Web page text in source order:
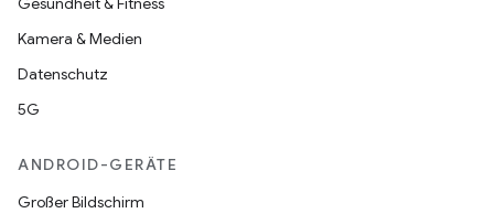
Kamera & Medien
Datenschutz
5G
ANDROID-GERÄTE
Großer Bildschirm